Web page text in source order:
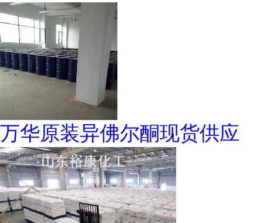
万华原装异佛尔酮现货供应